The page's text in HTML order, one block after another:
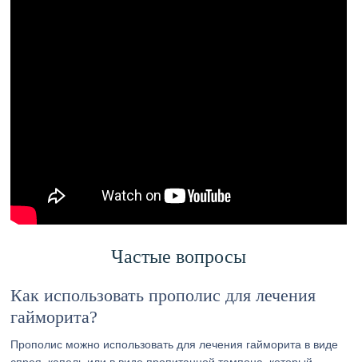
Частые вопросы
Как использовать прополис для лечения
гайморита?
Прополис можно использовать для лечения гайморита в виде